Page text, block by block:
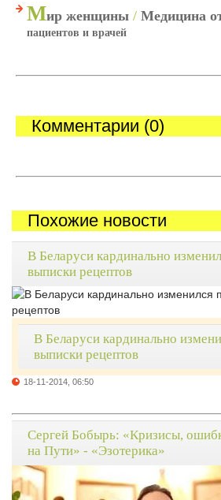
Мир женщины / Медицина
пациентов и врачей
Комментарии (0)
Похожие новости
В Беларуси кардинально
выписки рецептов
В Беларуси кардинально
выписки рецептов
18-11-2014, 06:50
Сергей Бобырь: «Кризисы,
на Пути» - «Эзотерика»